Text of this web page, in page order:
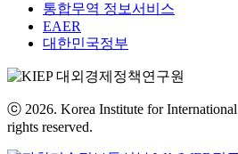
통합무역 정보서비스
EAER
대한민국정부
ⓒ 2026. Korea Institute for
rights reserved.